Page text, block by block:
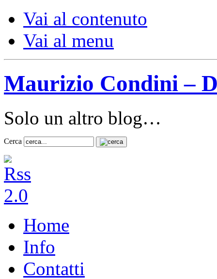
Vai al contenuto
Vai al menu
Maurizio Condini –
Solo un altro blog…
Cerca
Home
Info
Contatti